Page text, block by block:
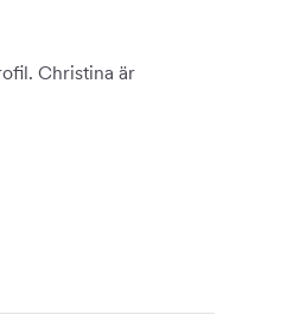
Christina är